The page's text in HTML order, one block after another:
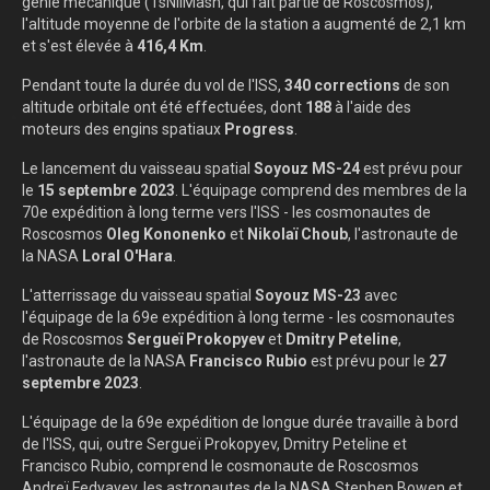
l'altitude moyenne de l'orbite de la station a augmenté de 2,1 km
et s'est élevée à 416,4 Km
Pendant toute la durée du vol de l'ISS, 340 corrections de son
altitude orbitale ont été effectuées, dont 188à l'aide des
moteurs des engins spatiaux Progress
Le lancement du vaisseau spatial Soyouz MS-24est prévu pour
le 15 septembre 2023 . L'équipage comprend des membres de la
70e expédition à long terme vers l'ISS - les cosmonautes de
Roscosmos Oleg Kononenko et Nikolaï Choub, l'astronaute de
la NASA Loral O'Hara
L'atterrissage du vaisseau spatial Soyouz MS-23 avec
l'équipage de la 69e expédition à long terme - les cosmonautes
de Roscosmos Sergueï Prokopyevet Dmitry Peteline,
l'astronaute de la NASA Francisco Rubio est prévu pour le 27
septembre 2023
L'équipage de la 69e expédition de longue durée travaille à bord
de l'ISS, qui, outre Sergueï Prokopyev, Dmitry Peteline et
Francisco Rubio, comprend le cosmonaute de Roscosmos